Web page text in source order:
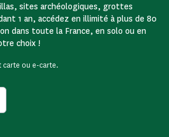
sites archéologiques, grottes
1 an, accédez en illimité à plus de 80
dans toute la France, en solo ou en
choix !
ou e-carte.